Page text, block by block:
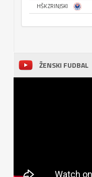
HŠK ZRINJSKI
ŽENSKI FUDBAL